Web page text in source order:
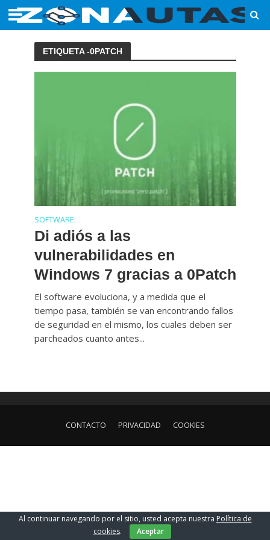
ETIQUETA -0PATCH
SOFTWARE
Di adiós a las
vulnerabilidades en
Windows 7 gracias a 0Patch
El software evoluciona, y a medida que el
tiempo pasa, también se van encontrando fallos
de seguridad en el mismo, los cuales deben ser
parcheados cuanto antes...
CONTACTO PRIVACIDAD COOKIES
Al continuar navegando por el sitio, usted acepta nuestra Política de
cookies. Aceptar